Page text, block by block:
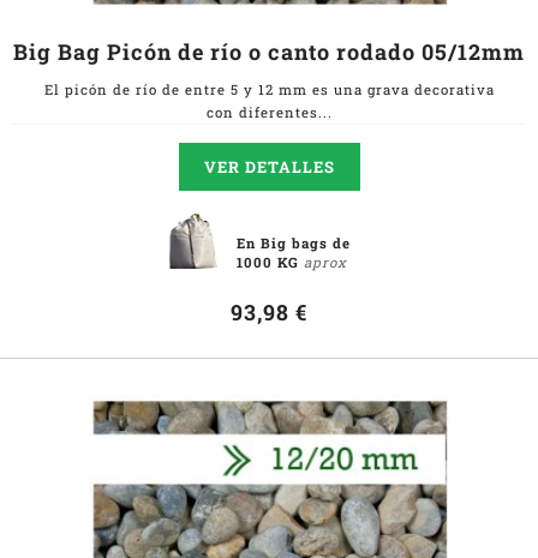
Big Bag Picón de río o canto rodado 05/12mm
El picón de río de entre 5 y 12 mm es una grava decorativa
con diferentes...
VER DETALLES
En Big bags de
1000 KG aprox
93,98 €